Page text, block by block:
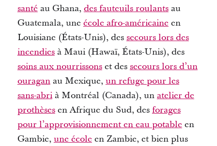
santé au Ghana, des fauteuils roulantsau
Guatemala, une école afro-américaine en
Louisiane (États-Unis), des secours lors des
incendiesà Maui (Hawaï, États-Unis), des
soins aux nourrissonset des secours lors d’un
ouraganau Mexique, un refuge pour les
sans-abrià Montréal (Canada), un atelier de
prothèsesen Afrique du Sud, des forages
pour l’approvisionnement en eau potable en
Gambie, une école en Zambie, et bien plus